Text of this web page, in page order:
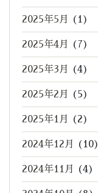
2025年5月 (1)
2025年4月 (7)
2025年3月 (4)
2025年2月 (5)
2025年1月 (2)
2024年12月 (10)
2024年11月 (4)